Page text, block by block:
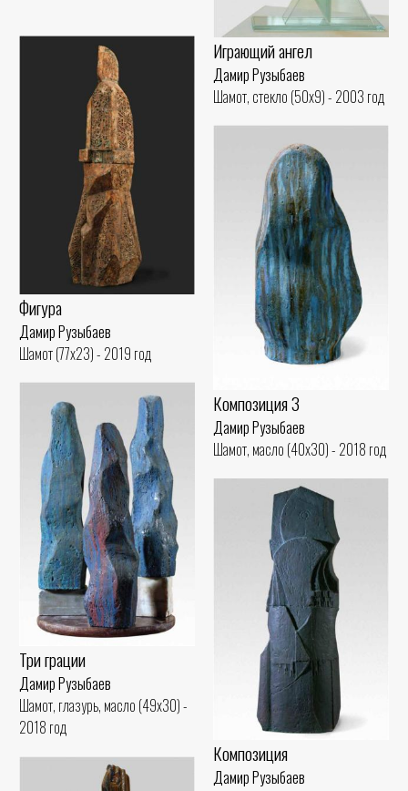
Играющий ангел
Дамир Рузыбаев
Шамот, стекло (50x9) - 2003 год
Фигура
Дамир Рузыбаев
Шамот (77x23) - 2019 год
Композиция 3
Дамир Рузыбаев
Шамот, масло (40x30) - 2018 год
Три грации
Дамир Рузыбаев
Шамот, глазурь, масло (49x30) -
2018 год
Композиция
Дамир Рузыбаев